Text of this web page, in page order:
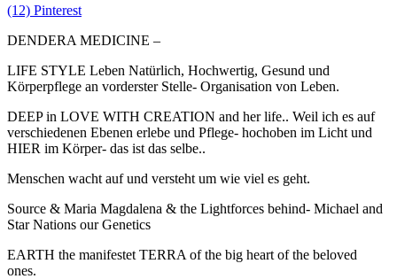
(12) Pinterest
DENDERA MEDICINE –
LIFE STYLE Leben Natürlich, Hochwertig, Gesund und
Körperpflege an vorderster Stelle- Organisation von Leben.
DEEP in LOVE WITH CREATION and her life.. Weil ich es auf
verschiedenen Ebenen erlebe und Pflege- hochoben im Licht und
HIER im Körper- das ist das selbe..
Menschen wacht auf und versteht um wie viel es geht.
Source & Maria Magdalena & the Lightforces behind- Michael and
Star Nations our Genetics
EARTH the manifestet TERRA of the big heart of the beloved
ones.